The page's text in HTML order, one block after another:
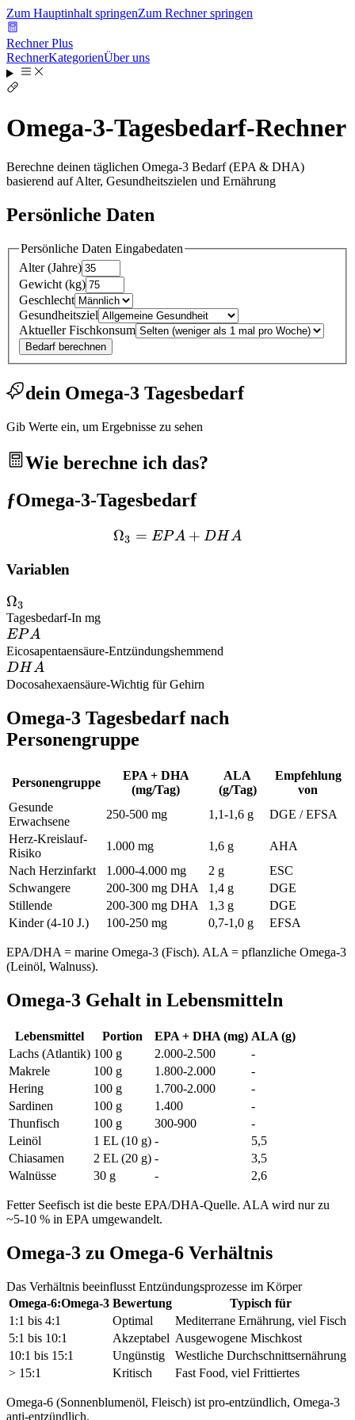
Zum Hauptinhalt springenZum Rechner springen
Rechner Plus
RechnerKategorienÜber uns
Omega-3-Tagesbedarf-Rechner
Berechne deinen täglichen Omega-3 Bedarf (EPA & DHA)
basierend auf Alter, Gesundheitszielen und Ernährung
Persönliche Daten
Persönliche Daten Eingabedaten
Alter (Jahre)
Gewicht (kg)
Geschlecht
Gesundheitsziel
Aktueller Fischkonsum
Bedarf berechnen
dein Omega-3 Tagesbedarf
Gib Werte ein, um Ergebnisse zu sehen
Wie berechne ich das?
ƒOmega-3-Tagesbedarf
\Omega_3 = EPA + DHA
Ω3 = EPA + DHA
Variablen
\Omega_3
Ω3
Tagesbedarf-In mg
EPA
EPA
Eicosapentaensäure-Entzündungshemmend
DHA
DHA
Docosahexaensäure-Wichtig für Gehirn
Omega-3 Tagesbedarf nach
Personengruppe
Personengruppe
EPA + DHA
(mg/Tag)
ALA
(g/Tag)
Empfehlung
von
Gesunde
Erwachsene
250-500 mg 1,1-1,6 g
DGE / EFSA
Herz-Kreislauf-
Risiko
1.000 mg 1,6 g
AHA
Nach Herzinfarkt
1.000-4.000 mg 2 g
ESC
Schwangere
200-300 mg DHA 1,4 g
DGE
Stillende
200-300 mg DHA 1,3 g
DGE
Kinder (4-10 J.)
100-250 mg 0,7-1,0 g EFSA
EPA/DHA = marine Omega-3 (Fisch). ALA = pflanzliche Omega-3
(Leinöl, Walnuss).
Omega-3 Gehalt in Lebensmitteln
Lebensmittel Portion EPA + DHA (mg) ALA (g)
Lachs (Atlantik) 100 g 2.000-2.500
-
Makrele
100 g 1.800-2.000
-
Hering
100 g 1.700-2.000
-
Sardinen
100 g 1.400
-
Thunfisch
100 g 300-900
-
Leinöl
1 EL (10 g) -
5,5
Chiasamen
2 EL (20 g) -
3,5
Walnüsse
30 g - 2,6
Fetter Seefisch ist die beste EPA/DHA-Quelle. ALA wird nur zu
~5-10 % in EPA umgewandelt.
Omega-3 zu Omega-6 Verhältnis
Das Verhältnis beeinflusst Entzündungsprozesse im Körper
Omega-6:Omega-3 Bewertung
Typisch für
1:1 bis 4:1
Optimal
Mediterrane Ernährung, viel Fisch
5:1 bis 10:1
Akzeptabel Ausgewogene Mischkost
10:1 bis 15:1
Ungünstig
Westliche Durchschnittsernährung
> 15:1
Kritisch Fast Food, viel Frittiertes
Omega-6 (Sonnenblumenöl, Fleisch) ist pro-entzündlich, Omega-3
anti-entzündlich.